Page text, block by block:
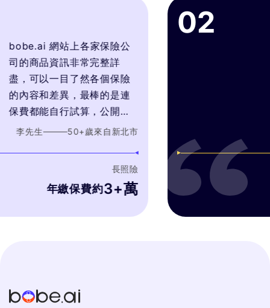
網站上各家保險公
的商品資訊非常完整詳
，可以一目了然各個保險
內容和差異，最棒的是連
費都能自行試算，公開透
，顧問會針對我的需求推
李先生 50+歲來自新北市
長照險
年繳保費約3+萬
02